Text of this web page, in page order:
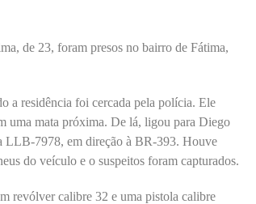
de 23, foram presos no bairro de Fátima,
a residência foi cercada pela polícia. Ele
uma mata próxima. De lá, ligou para Diego
LLB-7978, em direção à BR-393. Houve
do veículo e o suspeitos foram capturados.
revólver calibre 32 e uma pistola calibre